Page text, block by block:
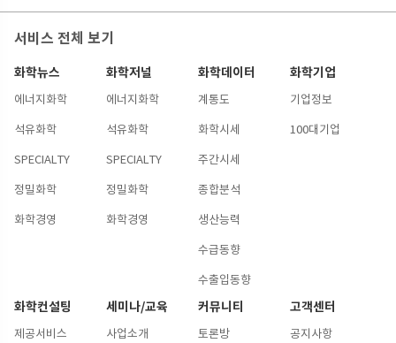
서비스 전체 보기
화학뉴스
에너지화학
석유화학
SPECIALTY
정밀화학
화학경영
화학저널
에너지화학
석유화학
SPECIALTY
정밀화학
화학경영
화학데이터
계통도
화학시세
주간시세
종합분석
생산능력
수급동향
수출입동향
화학기업
기업정보
100대기업
화학컨설팅
제공서비스
세미나/교육
사업소개
커뮤니티
토론방
고객센터
공지사항